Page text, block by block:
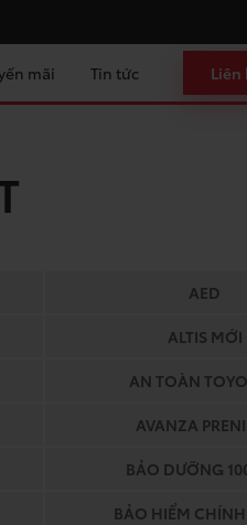
mãi Tin tức Liên
AED
ALTIS MỚI
AN TOÀN
AVANZA
BẢO DƯỠNG
BẢO HIỂM